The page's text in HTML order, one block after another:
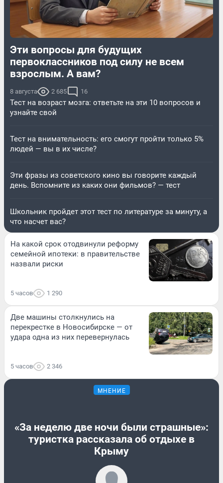
Эти вопросы для будущих
первоклассников под силу не всем
взрослым. А вам?
8 августа 2 685 16
Тест на возраст мозга: ответьте на эти 10 вопросов и
узнайте свой
Тест на внимательность: его смогут пройти только 5%
людей — вы в их числе?
Эти фразы из советского кино вы говорите каждый
день. Вспомните из каких они фильмов? — тест
Школьник пройдет этот тест по литературе за минуту, а
что насчет вас?
На какой срок отодвинули реформу
семейной ипотеки: в правительстве
назвали риски
5 часов 1 290
Две машины столкнулись на
перекрестке в Новосибирске — от
удара одна из них перевернулась
5 часов 2 346
МНЕНИЕ
«За неделю две ночи были страшные»:
туристка рассказала об отдыхе в
Крыму